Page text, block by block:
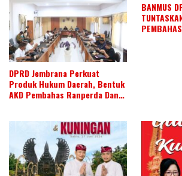
DPRD Jembrana Perkuat
Produk Hukum Daerah, Bentuk
AKD Pembahas Ranperda Dan
BANMUS